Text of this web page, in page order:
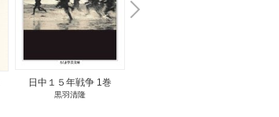
日中１５年戦争 1巻
黒羽清隆
N
e
x
t